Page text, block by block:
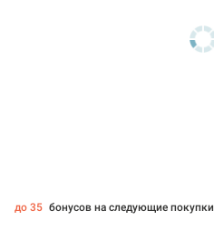
до 35 бонусов на следующие покупки